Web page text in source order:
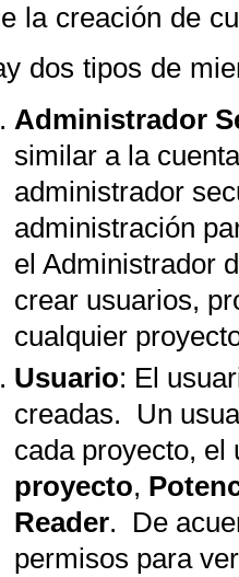
la creación de
dos tipos de
Administrador
similar a la
administrador
administración
el Administrador
crear usuarios,
cualquier
Usuario: El
creadas. Un
cada proyecto,
proyecto,
Reader. De
permisos para